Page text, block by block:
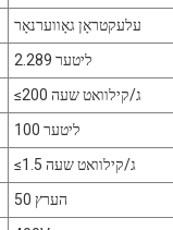
עלעקטראָן גאָווערנאָר
2.289 ליטער
≤200 ג/קילוואט שעה
100 ליטער
≤1.5 ג/קילוואט שעה
50 הערץ